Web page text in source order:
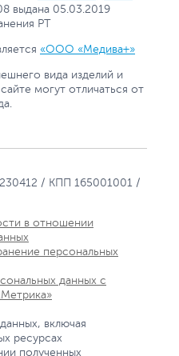
выдана 05.03.2019
РТ
«ООО «Медива+»
вида изделий и
могут отличаться от
/ КПП 165001001 /
в отношении
персональных
данных с
включая
ресурсах
полученных